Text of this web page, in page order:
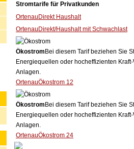
Stromtarife für Privatkunden
OrtenauDirekt Haushalt
OrtenauDirekt/Haushalt mit Schwachlast
Ökostrom Bei diesem Tarif beziehen Sie
Energiequellen oder hocheffizienten
Anlagen.
OrtenauÖkostrom 12
Ökostrom Bei diesem Tarif beziehen Sie
Energiequellen oder hocheffizienten
Anlagen.
OrtenauÖkostrom 24